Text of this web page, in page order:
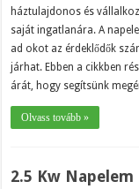
háztulajdonos és
saját ingatlanára. A
ad okot az érdeklődők
járhat. Ebben a cikkben
árát, hogy segítsünk
Olvass tovább »
2.5 Kw Napelem